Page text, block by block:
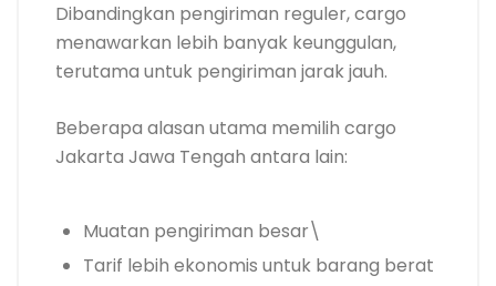
Dibandingkan pengiriman reguler, cargo
menawarkan lebih banyak keunggulan,
terutama untuk pengiriman jarak jauh.
Beberapa alasan utama memilih cargo
Jakarta Jawa Tengah antara lain:
Muatan pengiriman besar\
Tarif lebih ekonomis untuk barang berat